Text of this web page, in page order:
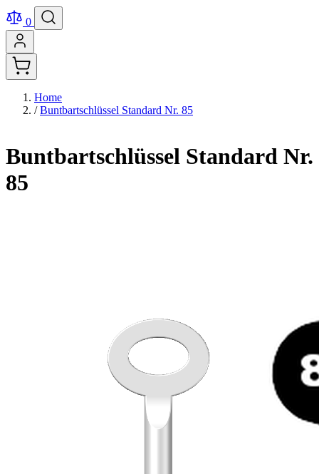
0
Home
/ Buntbartschlüssel Standard Nr. 85
Buntbartschlüssel Standard Nr.
85